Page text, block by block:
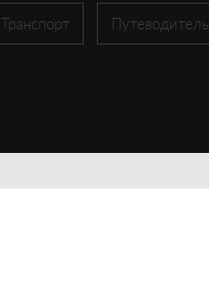
Транспорт Путеводитель